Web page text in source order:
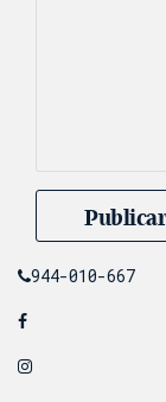
944-010-667